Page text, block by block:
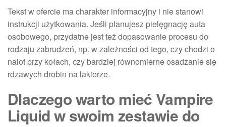
Tekst w ofercie ma charakter informacyjny i nie stanowi
instrukcji użytkowania. Jeśli planujesz pielęgnację auta
osobowego, przydatne jest też dopasowanie procesu do
rodzaju zabrudzeń, np. w zależności od tego, czy chodzi o
nalot przy kołach, czy bardziej równomierne osadzanie się
rdzawych drobin na lakierze.
Dlaczego warto mieć Vampire
Liquid w swoim zestawie do